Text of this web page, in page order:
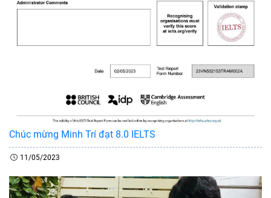
Chúc mừng Minh Trí đạt 8.0 IELTS
11/05/2023